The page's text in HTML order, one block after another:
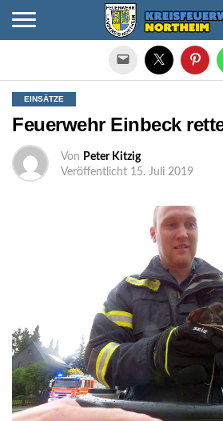
EINSÄTZE
Feuerwehr Einbeck
Von Peter Kitzig
Veröffentlicht 15. Juli 2019
Die mobile Version